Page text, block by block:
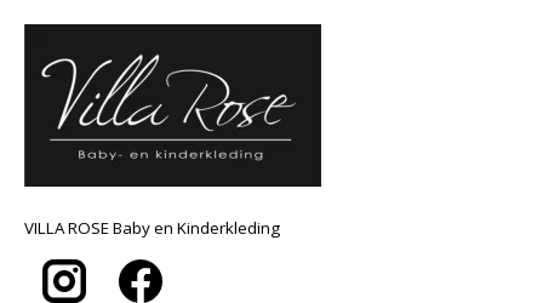
VILLA ROSE Baby en Kinderkleding